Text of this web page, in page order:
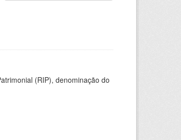
(RIP), denominação do